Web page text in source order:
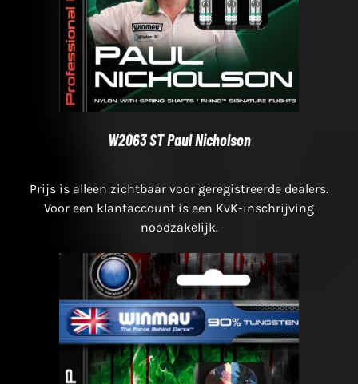
W2063 ST Paul Nicholson
Prijs is alleen zichtbaar voor geregistreerde dealers.
Voor een klantaccount is een KvK-inschrijving
noodzakelijk.